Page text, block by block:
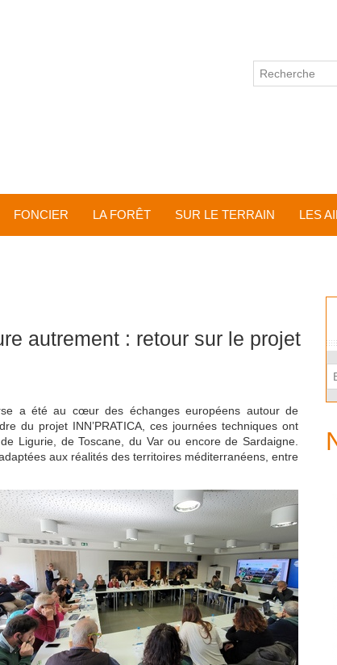
FONCIER LA FORÊT SUR LE TERRAIN LES
autrement : retour sur le projet
a été au cœur des échanges européens autour de
du projet INN’PRATICA, ces journées techniques ont
Ligurie, de Toscane, du Var ou encore de Sardaigne.
aux réalités des territoires méditerranéens, entre